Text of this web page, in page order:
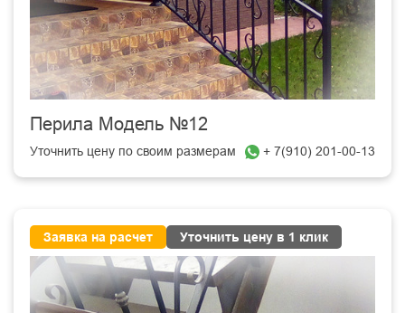
Перила Модель №12
Уточнить цену по своим размерам + 7(910) 201-00-13
Заявка на расчет Уточнить цену в 1 клик